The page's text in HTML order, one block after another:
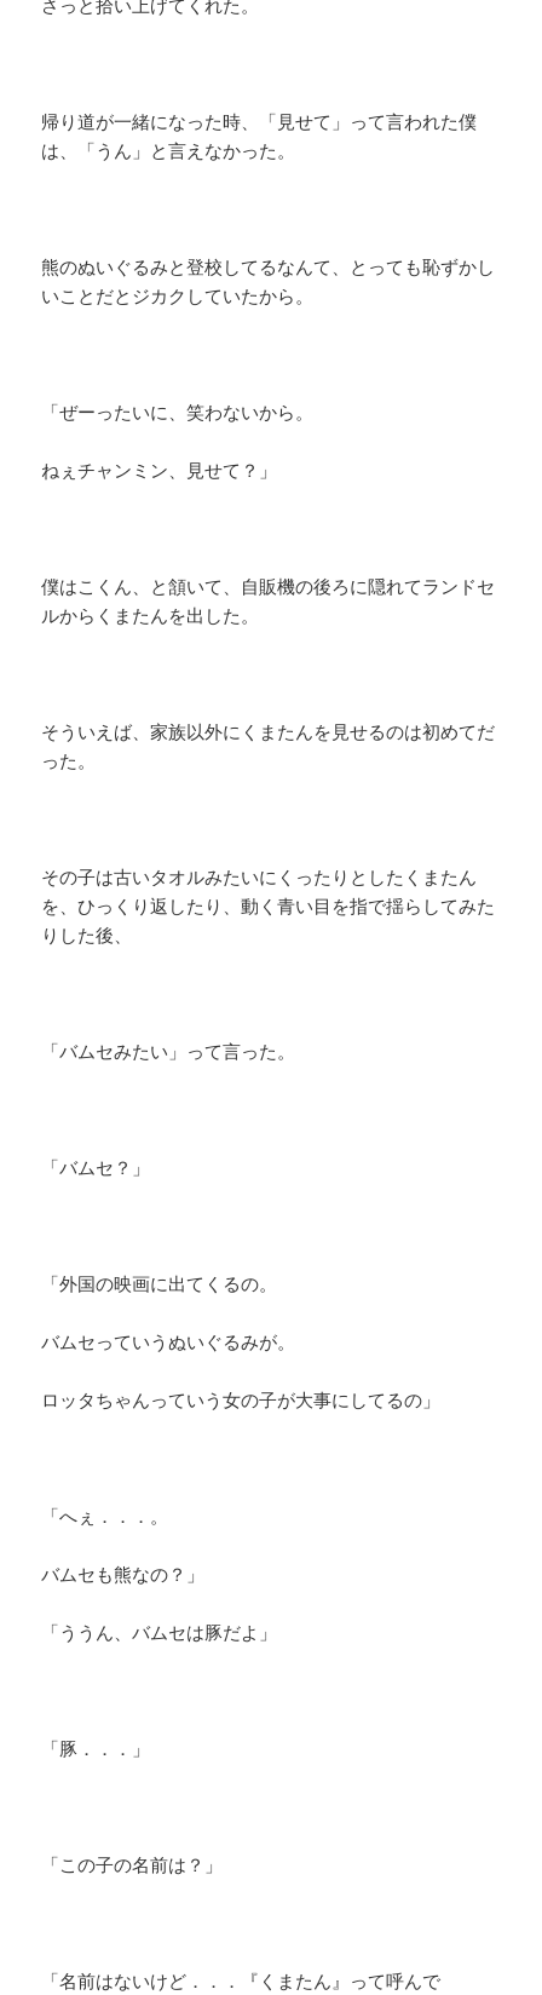
さっと拾い上げてくれた。
帰り道が一緒になった時、「見せて」って言われた僕
は、「うん」と言えなかった。
熊のぬいぐるみと登校してるなんて、とっても恥ずかし
いことだとジカクしていたから。
「ぜーったいに、笑わないから。
ねぇチャンミン、見せて？」
僕はこくん、と頷いて、自販機の後ろに隠れてランドセ
ルからくまたんを出した。
そういえば、家族以外にくまたんを見せるのは初めてだ
った。
その子は古いタオルみたいにくったりとしたくまたん
を、ひっくり返したり、動く青い目を指で揺らしてみた
りした後、
「バムセみたい」って言った。
「バムセ？」
「外国の映画に出てくるの。
バムセっていうぬいぐるみが。
ロッタちゃんっていう女の子が大事にしてるの」
「へぇ．．．。
バムセも熊なの？」
「ううん、バムセは豚だよ」
「豚．．．」
「この子の名前は？」
「名前はないけど．．．『くまたん』って呼んで